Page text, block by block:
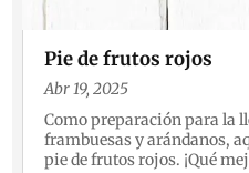
Pie de frutos rojos
Abr 19, 2025
Como preparación para la
frambuesas y arándanos,
pie de frutos rojos. ¡Qué